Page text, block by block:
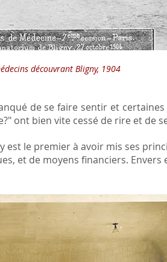
découvrant Bligny, 1904
de se faire sentir et
ont bien vite cessé de rire et de
est le premier à avoir mis ses
et de moyens financiers. Envers